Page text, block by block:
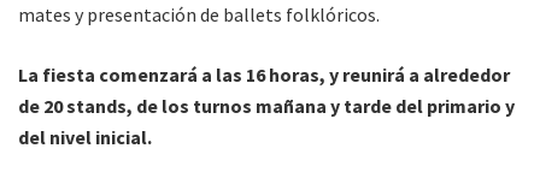
mates y presentación de ballets folklóricos.
La fiesta comenzará a las 16 horas, y reunirá a alrededor
de 20 stands, de los turnos mañana y tarde del primario y
del nivel inicial.